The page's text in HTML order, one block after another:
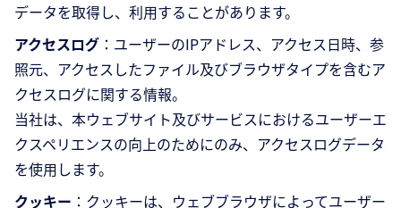
データを取得し、利用することがあります。
アクセスログ ：ユーザーのIPアドレス、アクセス日時、参
照元、アクセスしたファイル及びブラウザタイプを含むア
クセスログに関する情報。
当社は、本ウェブサイト及びサービスにおけるユーザーエ
クスペリエンスの向上のためにのみ、アクセスログデータ
を使用します。
クッキー ：クッキーは、ウェブブラウザによってユーザー